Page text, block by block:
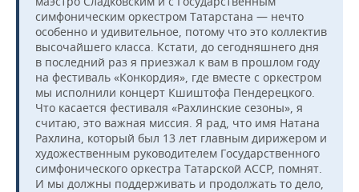
симфоническим оркестром Татарстана — нечто
особенно и удивительное, потому что это коллектив
высочайшего класса. Кстати, до сегодняшнего дня
в последний раз я приезжал к вам в прошлом году
на фестиваль «Конкордия», где вместе с оркестром
мы исполнили концерт Кшиштофа Пендерецкого.
Что касается фестиваля «Рахлинские сезоны», я
считаю, это важная миссия. Я рад, что имя Натана
Рахлина, который был 13 лет главным дирижером и
художественным руководителем Государственного
симфонического оркестра Татарской АССР, помнят.
И мы должны поддерживать и продолжать то дело,